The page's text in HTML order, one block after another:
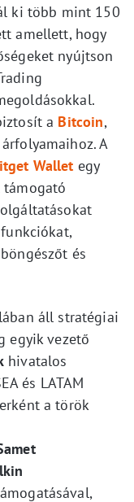
ki több mint 150
amellett, hogy
nyújtson
a Bitcoin,
A
Wallet egy
és
áll stratégiai
egyik vezető
hivatalos
és LATAM
a török